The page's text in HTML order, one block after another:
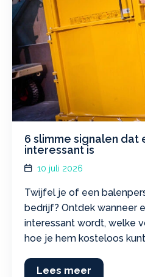
6 slimme signalen dat
interessant is
10 juli 2026
Twijfel je of een
bedrijf? Ontdek wanneer
interessant wordt, welke
hoe je hem kosteloos
Lees meer